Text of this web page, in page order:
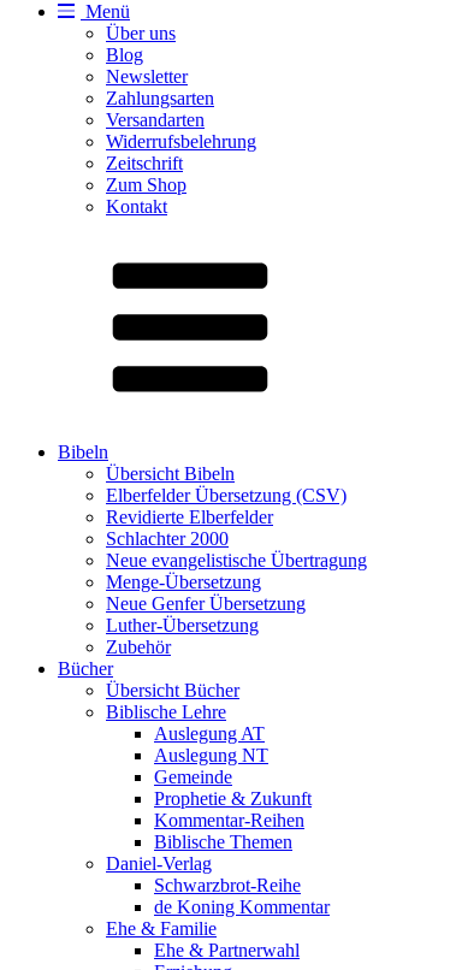
Menü
Über uns
Blog
Newsletter
Zahlungsarten
Versandarten
Widerrufsbelehrung
Zeitschrift
Zum Shop
Kontakt
Bibeln
Übersicht Bibeln
Elberfelder Übersetzung (CSV)
Revidierte Elberfelder
Schlachter 2000
Neue evangelistische Übertragung
Menge-Übersetzung
Neue Genfer Übersetzung
Luther-Übersetzung
Zubehör
Bücher
Übersicht Bücher
Biblische Lehre
Auslegung AT
Auslegung NT
Gemeinde
Prophetie & Zukunft
Kommentar-Reihen
Biblische Themen
Daniel-Verlag
Schwarzbrot-Reihe
de Koning Kommentar
Ehe & Familie
Ehe & Partnerwahl